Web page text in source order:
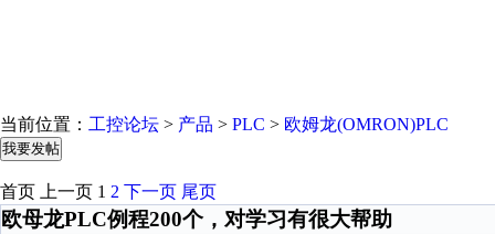
当前位置： 工控论坛 > 产品 > PLC > 欧姆龙(OMRON)PLC
我要发帖
首页 上一页 1 2 下一页 尾页
欧母龙PLC例程200个，对学习有很大帮助